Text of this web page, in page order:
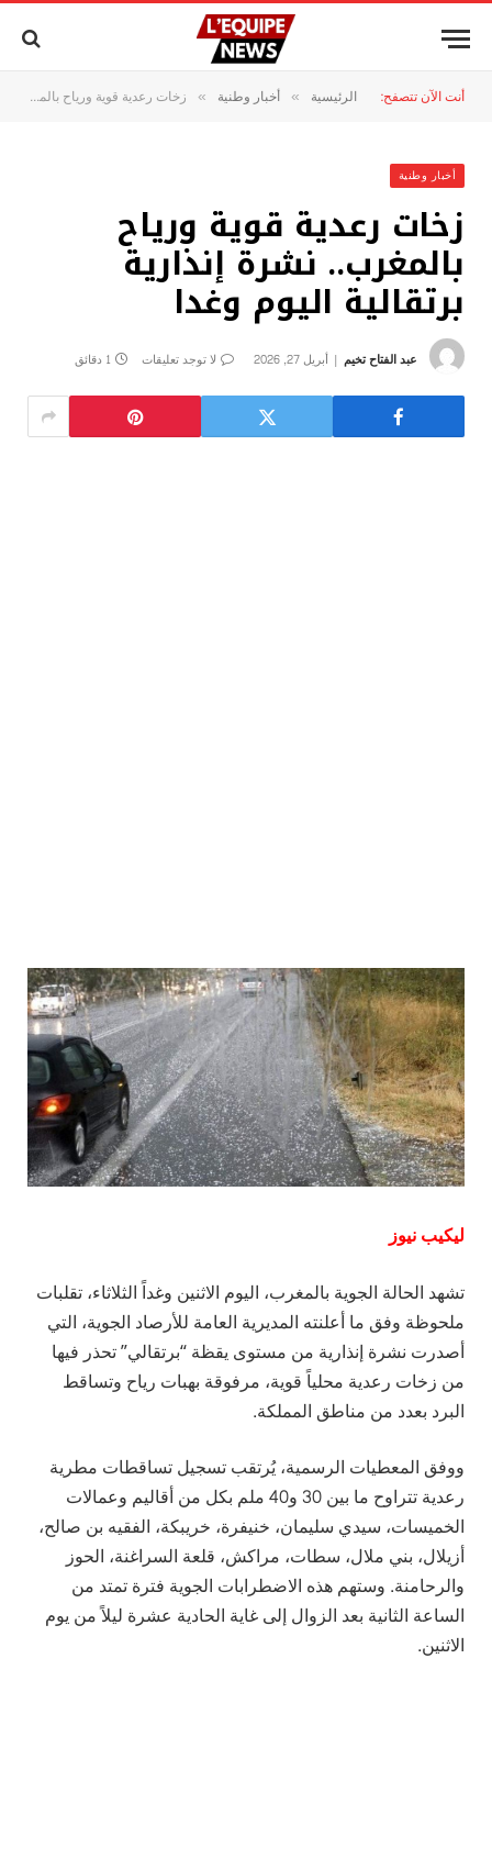
أنت الآن تتصفح: الرئيسية » أخبار وطنية » زخات رعدية قوية ورياح بالمغرب.. نشرة إنذارية برتقالية اليوم وغدا
أخبار وطنية
زخات رعدية قوية ورياح
بالمغرب.. نشرة إنذارية
برتقالية اليوم وغدا
عبد الفتاح تخيم أبريل 27, 2026 لا توجد تعليقات 1 دقائق
ليكيب نيوز
تشهد الحالة الجوية بالمغرب، اليوم الاثنين وغداً الثلاثاء، تقلبات
ملحوظة وفق ما أعلنته المديرية العامة للأرصاد الجوية، التي
أصدرت نشرة إنذارية من مستوى يقظة “برتقالي” تحذر فيها
من زخات رعدية محلياً قوية، مرفوقة بهبات رياح وتساقط
البرد بعدد من مناطق المملكة.
ووفق المعطيات الرسمية، يُرتقب تسجيل تساقطات مطرية
رعدية تتراوح ما بين 30 و40 ملم بكل من أقاليم وعمالات
الخميسات، سيدي سليمان، خنيفرة، خريبكة، الفقيه بن صالح،
أزيلال، بني ملال، سطات، مراكش، قلعة السراغنة، الحوز
والرحامنة. وستهم هذه الاضطرابات الجوية فترة تمتد من
الساعة الثانية بعد الزوال إلى غاية الحادية عشرة ليلاً من يوم
الاثنين.